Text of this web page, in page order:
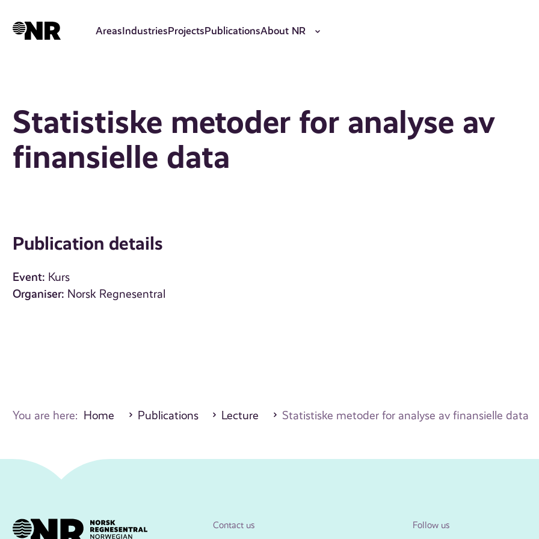
AreasIndustriesProjectsPublicationsAbout NR
Statistiske metoder for analyse av
finansielle data
Publication details
Event: Kurs
Organiser: Norsk Regnesentral
You are here: Home Publications Lecture Statistiske metoder for analyse av finansielle data
Contact us Follow us